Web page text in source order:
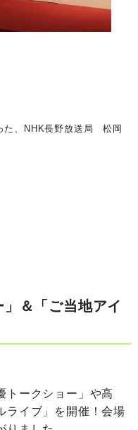
、
NHK長野放送局 松岡
」＆「ご当地アイ
トークショー」や高
ライブ」を開催！会場